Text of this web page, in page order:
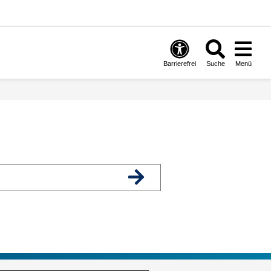
Barrierefrei Suche Menü